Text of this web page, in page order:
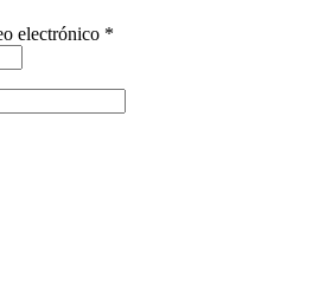
electrónico *